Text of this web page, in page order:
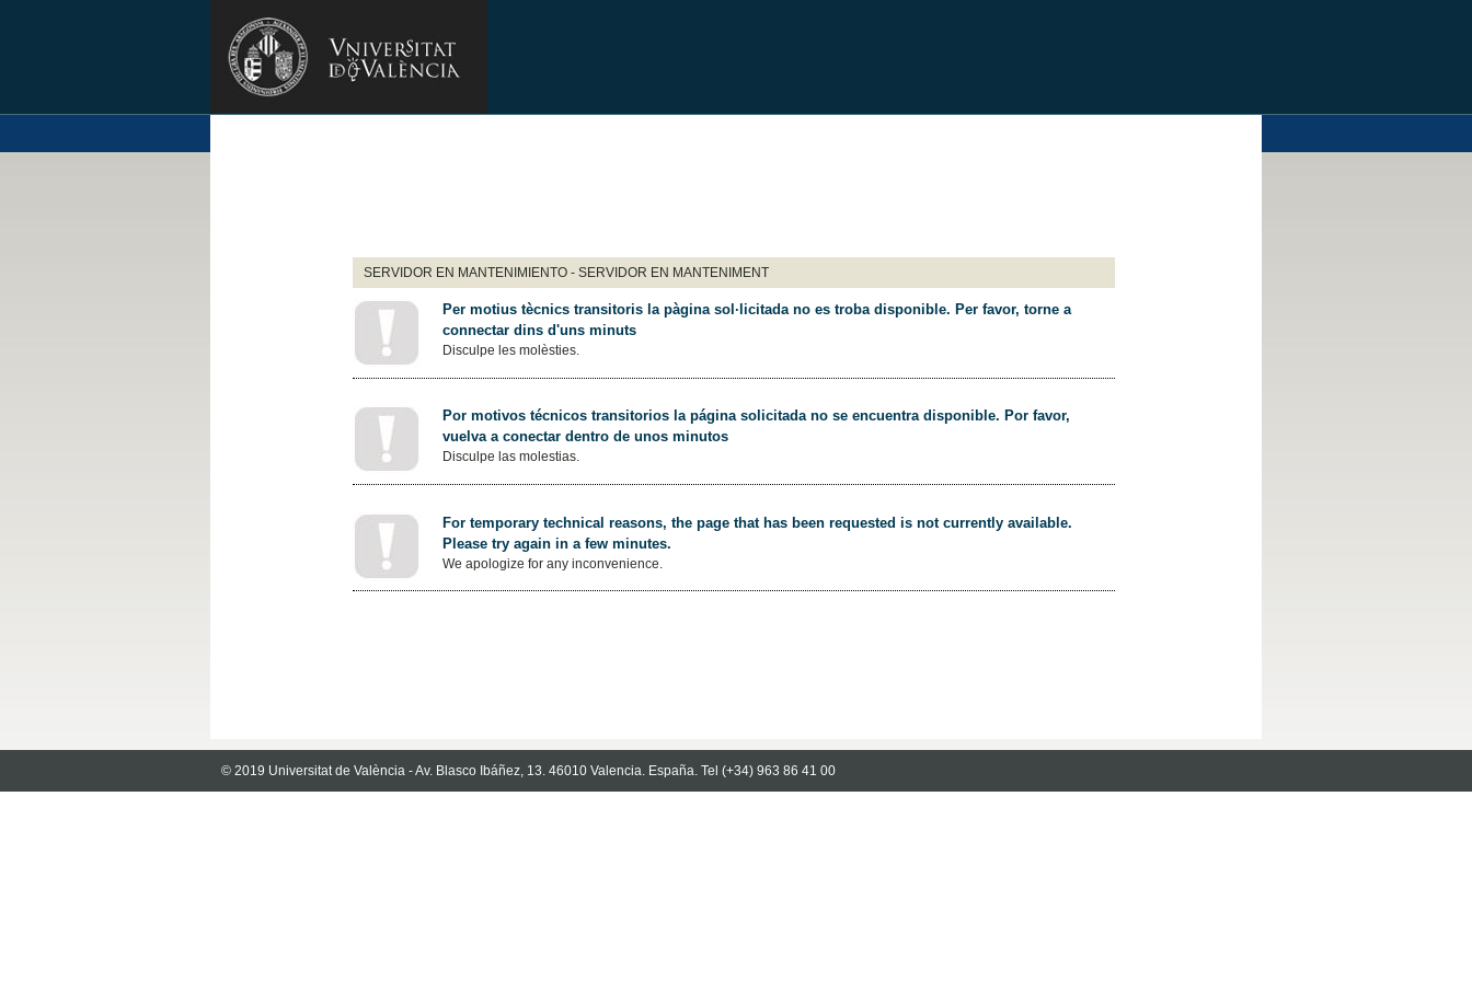
SERVIDOR EN MANTENIMIENTO - SERVIDOR EN MANTENIMENT
Per motius tècnics transitoris la pàgina sol·licitada no es troba disponible. Per favor, torne a
connectar dins d'uns minuts
Disculpe les molèsties.
Por motivos técnicos transitorios la página solicitada no se encuentra disponible. Por favor,
vuelva a conectar dentro de unos minutos
Disculpe las molestias.
For temporary technical reasons, the page that has been requested is not currently available.
Please try again in a few minutes.
We apologize for any inconvenience.
© 2019 Universitat de València - Av. Blasco Ibáñez, 13. 46010 Valencia. España. Tel (+34) 963 86 41 00